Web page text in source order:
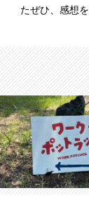
たぜひ、感想